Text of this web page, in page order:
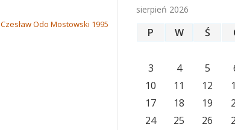
Czesław Odo Mostowski 1995
sierpień 2026
P W Ś
3
4 5
10
11 12
17
18 19
24
25 26